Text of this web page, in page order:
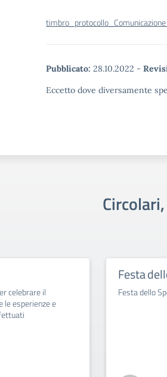
Pubblicato: 28.10.2022 -
Eccetto dove diversamente
celebrare il
le esperienze e
Festa
Festa dello